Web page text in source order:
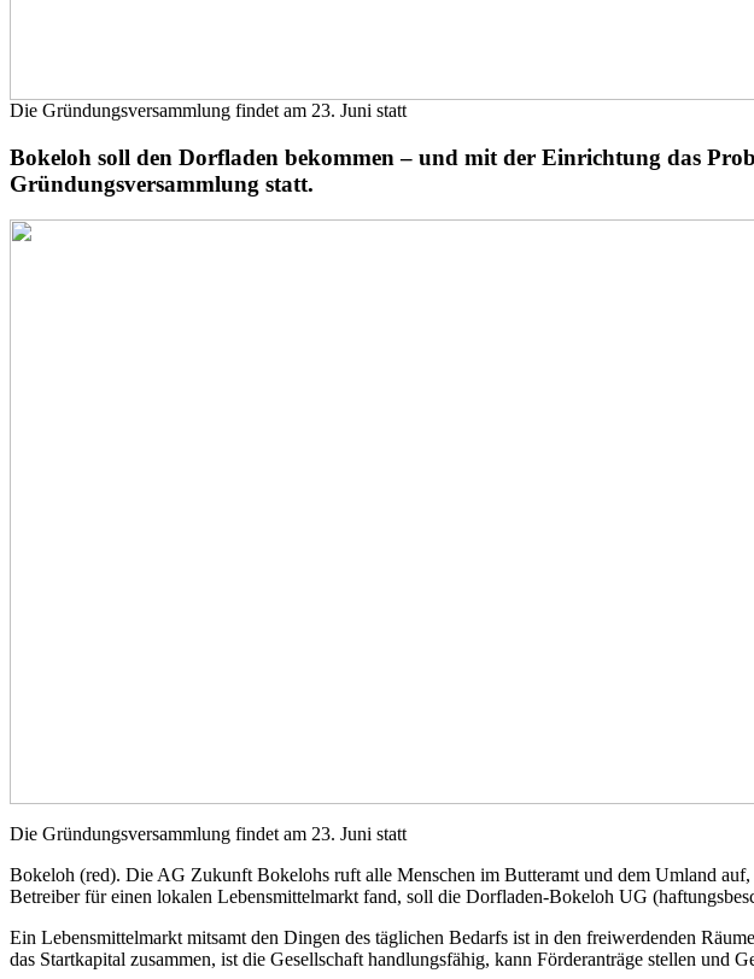
Die Gründungsversammlung findet am 23. Juni statt
Bokeloh soll den Dorfladen bekommen – und mit der Einrichtung das
Gründungsversammlung statt.
Die Gründungsversammlung findet am 23. Juni statt
Bokeloh (red). Die AG Zukunft Bokelohs ruft alle Menschen im Butteramt und dem Umland
Betreiber für einen lokalen Lebensmittelmarkt fand, soll die Dorfladen-Bokeloh UG
Ein Lebensmittelmarkt mitsamt den Dingen des täglichen Bedarfs ist in den freiwerdenden
das Startkapital zusammen, ist die Gesellschaft handlungsfähig, kann Förderanträge stellen und